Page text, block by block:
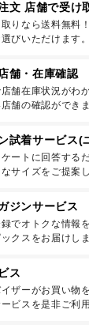
文 店舗で受け
りなら送料無料
びいただけます。
舗・在庫確認
舗在庫状況がわ
舗の確認ができま
試着サービス(
ートに回答する
サイズをご提案し
ジンサービス
でオトクな情報
クスをお届けしま
ス
ザーがお買い物
ビスを是非ご利